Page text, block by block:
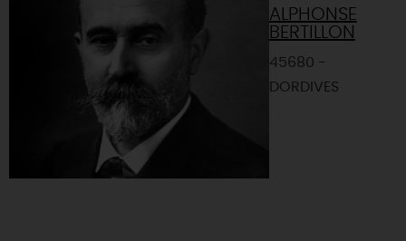
ALPHONSE
BERTILLON
45680 -
DORDIVES